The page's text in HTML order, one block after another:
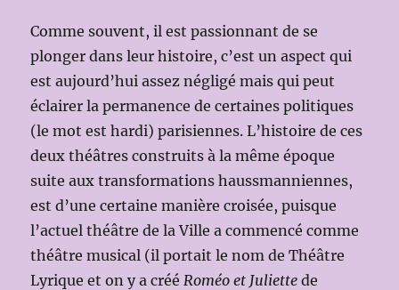
Comme souvent, il est passionnant de se
plonger dans leur histoire, c’est un aspect qui
est aujourd’hui assez négligé mais qui peut
éclairer la permanence de certaines politiques
(le mot est hardi) parisiennes. L’histoire de ces
deux théâtres construits à la même époque
suite aux transformations haussmanniennes,
est d’une certaine manière croisée, puisque
l’actuel théâtre de la Ville a commencé comme
théâtre musical (il portait le nom de Théâtre
Lyrique et on y a créé Roméo et Juliette de